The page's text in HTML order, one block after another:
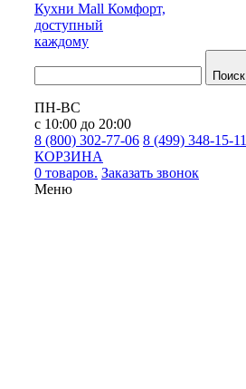
Кухни Mall Комфорт,
доступный
каждому
Поиск
ПН-ВС
с 10:00 до 20:00
8 (800) 302-77-06 8 (499) 348-15-11
КОРЗИНА
0 товаров. Заказать звонок
Меню